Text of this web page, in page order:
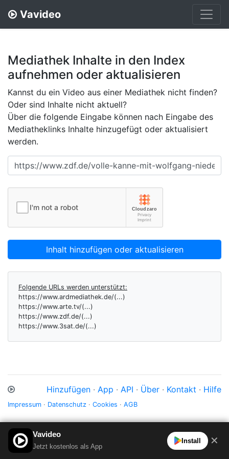
Vavideo
Mediathek Inhalte in den Index
aufnehmen oder aktualisieren
Kannst du ein Video aus einer Mediathek nicht finden?
Oder sind Inhalte nicht aktuell?
Über die folgende Eingabe können nach Eingabe des
Mediatheklinks Inhalte hinzugefügt oder aktualisiert
werden.
Inhalt hinzufügen oder aktualisieren
Folgende URLs werden unterstützt:
https://www.ardmediathek.de/(...)
https://www.arte.tv/(...)
https://www.zdf.de/(...)
https://www.3sat.de/(...)
Hinzufügen · App · API · Über · Kontakt · Hilfe
Impressum · Datenschutz · Cookies · AGB
Vavideo
Jetzt kostenlos als App
Install ✕